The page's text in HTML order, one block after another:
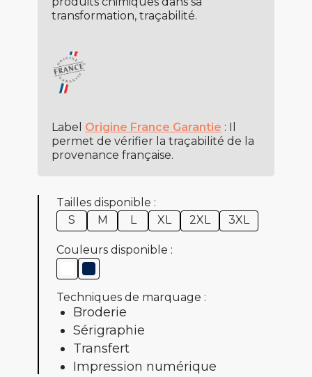
transformation, traçabilité.
Label Origine France Garantie : Il
permet de vérifier la traçabilité de la
provenance française.
Tailles disponible :
S
M L XL 2XL 3XL
Couleurs disponible :
Techniques de marquage :
Broderie
Sérigraphie
Transfert
Impression numérique